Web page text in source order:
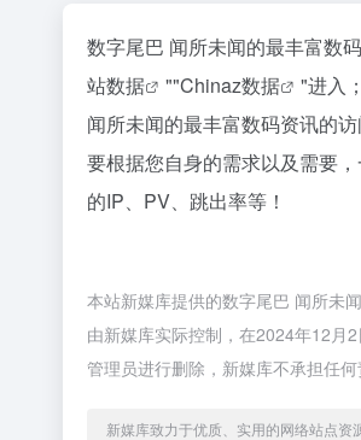
数字尾巴 闻所未闻的最丰富数
站数据
""Chinaz数据
"进入
闻所未闻的最丰富数码资讯的
要根据您自身的需求以及需要
的IP、PV、跳出率等！
本站新媒库提供的数字尾巴 闻所未
由新媒库实际控制，在2024年12月
管理员进行删除，新媒库不承担任何
新媒库致力于优质、实用的网络站点资